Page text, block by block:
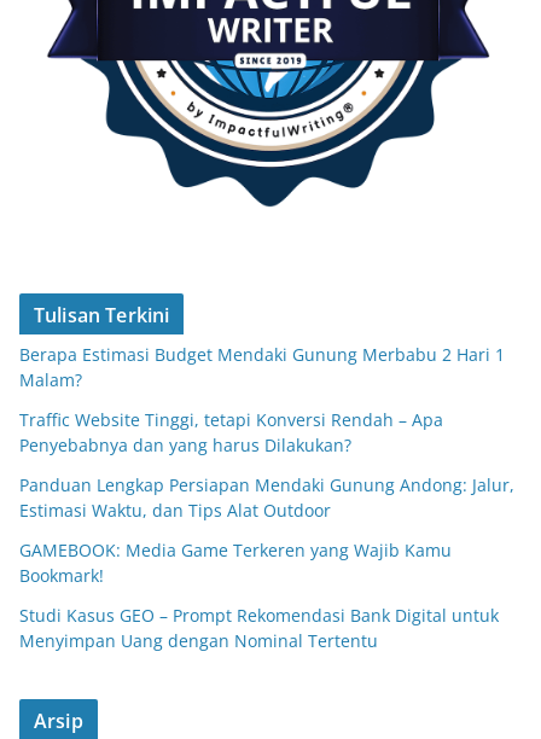
Tulisan Terkini
Berapa Estimasi Budget Mendaki Gunung Merbabu 2 Hari 1
Malam?
Traffic Website Tinggi, tetapi Konversi Rendah – Apa
Penyebabnya dan yang harus Dilakukan?
Panduan Lengkap Persiapan Mendaki Gunung Andong: Jalur,
Estimasi Waktu, dan Tips Alat Outdoor
GAMEBOOK: Media Game Terkeren yang Wajib Kamu
Bookmark!
Studi Kasus GEO – Prompt Rekomendasi Bank Digital untuk
Menyimpan Uang dengan Nominal Tertentu
Arsip